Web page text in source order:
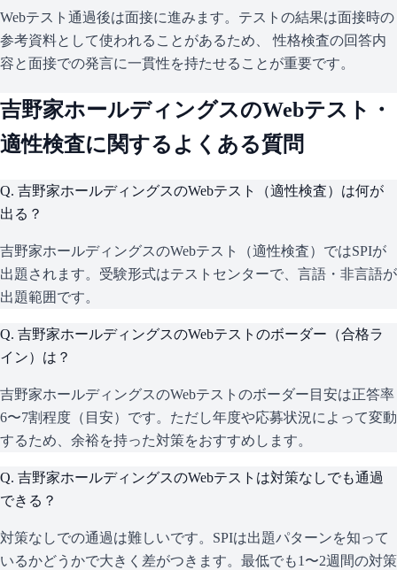
Webテスト通過後は面接に進みます。テストの結果は面接時の
参考資料として使われることがあるため、 性格検査の回答内
容と面接での発言に一貫性を持たせることが重要です。
吉野家ホールディングスのWebテスト・
適性検査に関するよくある質問
Q. 吉野家ホールディングスのWebテスト（適性検査）は何が
出る？
吉野家ホールディングスのWebテスト（適性検査）ではSPIが
出題されます。受験形式はテストセンターで、言語・非言語が
出題範囲です。
Q. 吉野家ホールディングスのWebテストのボーダー（合格ラ
イン）は？
吉野家ホールディングスのWebテストのボーダー目安は正答率
6〜7割程度（目安）です。ただし年度や応募状況によって変動
するため、余裕を持った対策をおすすめします。
Q. 吉野家ホールディングスのWebテストは対策なしでも通過
できる？
対策なしでの通過は難しいです。SPIは出題パターンを知って
いるかどうかで大きく差がつきます。最低でも1〜2週間の対策